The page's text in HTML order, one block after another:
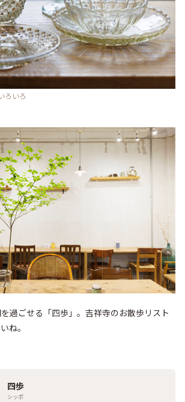
ろいろ
過ごせる「四歩」。吉祥寺のお散歩リスト
ね。
四歩
シッポ